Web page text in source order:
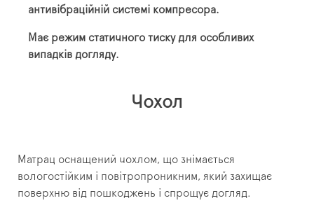
антивібраційній системі компресора.
Має режим статичного тиску для особливих
випадків догляду.
Чохол
Матрац оснащений чохлом, що знімається
вологостійким і повітропроникним, який захищає
поверхню від пошкоджень і спрощує догляд.